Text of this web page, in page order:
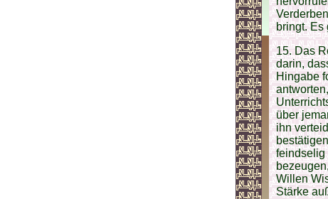
bringt. Es
15. Das
darin,
Hingabe
über
ihn
feindselig
Willen
Stärke